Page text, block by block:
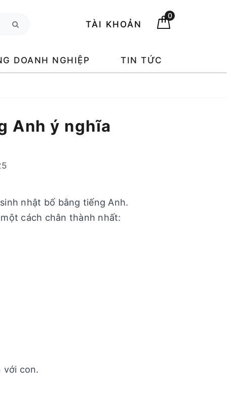
TÀI KHOẢN
0
DOANH NGHIỆP TIN TỨC
Anh ý nghĩa
nhật bố bằng tiếng Anh.
cách chân thành nhất:
với con.